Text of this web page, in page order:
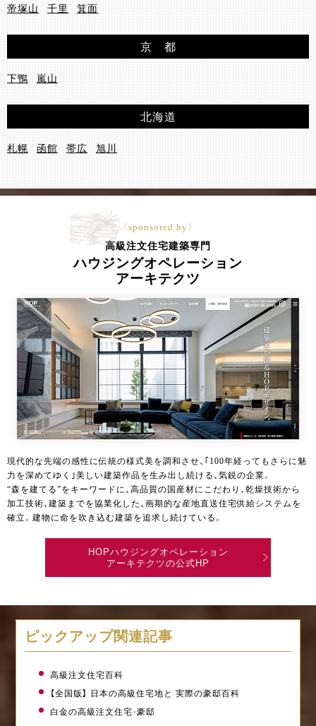
帝塚山 千里 箕面
京 都
下鴨 嵐山
北海道
札幌 函館 帯広 旭川
〈sponsored by〉
高級注文住宅建築専門
ハウジングオペレーション
アーキテクツ
現代的な先端の感性に伝統の様式美を調和させ、｢100年経ってもさらに魅
力を深めてゆく｣美しい建築作品を生み出し続ける、気鋭の企業。
“森を建てる”をキーワードに、高品質の国産材にこだわり、乾燥技術から
加工技術、建築までを協業化した、画期的な産地直送住宅供給システムを
確立。建物に命を吹き込む建築を追求し続けている。
HOPハウジングオペレーション
アーキテクツの公式HP
ピックアップ関連記事
高級注文住宅百科
【全国版】 日本の高級住宅地と 実際の豪邸百科
白金の高級注文住宅・豪邸